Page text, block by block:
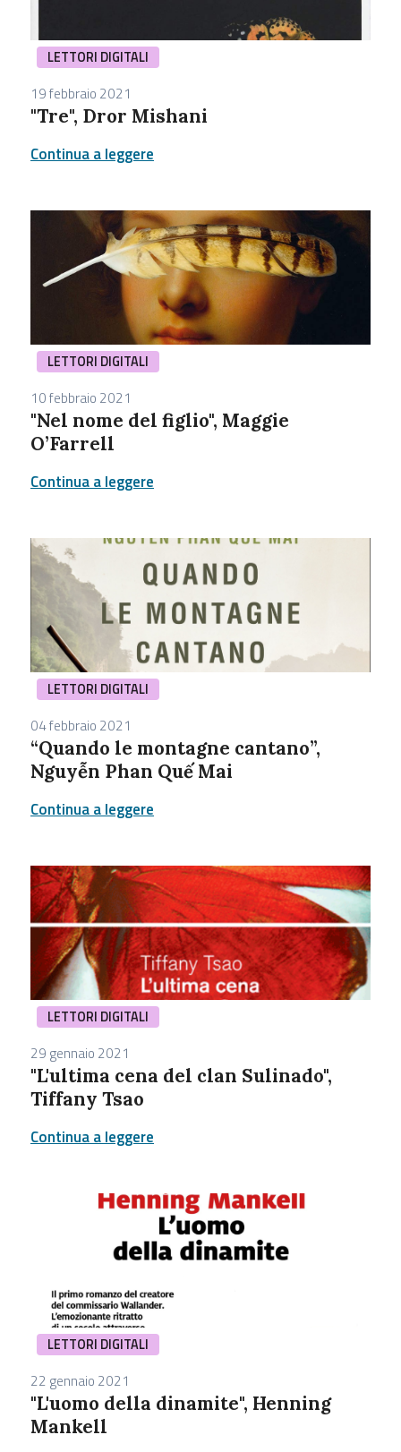
LETTORI DIGITALI
19 febbraio 2021
"Tre", Dror Mishani
Continua a leggere
LETTORI DIGITALI
10 febbraio 2021
"Nel nome del figlio", Maggie
O’Farrell
Continua a leggere
LETTORI DIGITALI
04 febbraio 2021
“Quando le montagne cantano”,
Nguyễn Phan Quế Mai
Continua a leggere
LETTORI DIGITALI
29 gennaio 2021
"L'ultima cena del clan Sulinado",
Tiffany Tsao
Continua a leggere
LETTORI DIGITALI
22 gennaio 2021
"L'uomo della dinamite", Henning
Mankell